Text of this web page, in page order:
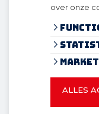
over onze
ALLES